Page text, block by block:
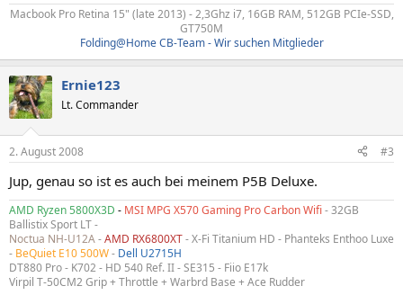
Macbook Pro Retina 15" (late 2013) - 2,3Ghz i7, 16GB RAM, 512GB PCIe-SSD,
GT750M​
Folding@Home CB-Team - Wir suchen Mitglieder
Ernie123
Lt. Commander
2. August 2008 #3
Jup, genau so ist es auch bei meinem P5B Deluxe.
AMD Ryzen 5800X3D - MSI MPG X570 Gaming Pro Carbon Wifi- 32GB
Ballistix Sport LT -
Noctua NH-U12A-AMD RX6800XT- X-Fi Titanium HD - Phanteks Enthoo Luxe
- BeQuiet E10 500W- Dell U2715H
DT880 Pro - K702 - HD 540 Ref. II - SE315 - Fiio E17k
Virpil T-50CM2 Grip + Throttle + Warbrd Base + Ace Rudder